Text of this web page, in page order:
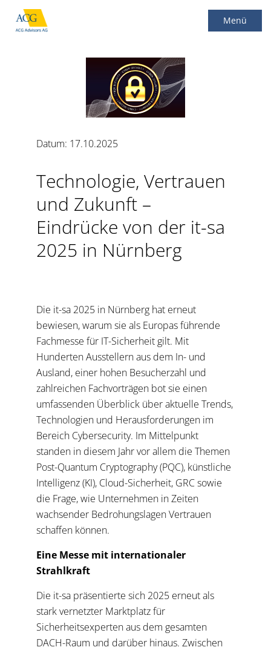
Main Menu
Menü
Datum: 17.10.2025
Technologie, Vertrauen
und Zukunft –
Eindrücke von der it-sa
2025 in Nürnberg
Die it-sa 2025 in Nürnberg hat erneut
bewiesen, warum sie als Europas führende
Fachmesse für IT-Sicherheit gilt. Mit
Hunderten Ausstellern aus dem In- und
Ausland, einer hohen Besucherzahl und
zahlreichen Fachvorträgen bot sie einen
umfassenden Überblick über aktuelle Trends,
Technologien und Herausforderungen im
Bereich Cybersecurity. Im Mittelpunkt
standen in diesem Jahr vor allem die Themen
Post-Quantum Cryptography (PQC), künstliche
Intelligenz (KI), Cloud-Sicherheit, GRC sowie
die Frage, wie Unternehmen in Zeiten
wachsender Bedrohungslagen Vertrauen
schaffen können.
Eine Messe mit internationaler
Strahlkraft
Die it-sa präsentierte sich 2025 erneut als
stark vernetzter Marktplatz für
Sicherheitsexperten aus dem gesamten
DACH-Raum und darüber hinaus. Zwischen